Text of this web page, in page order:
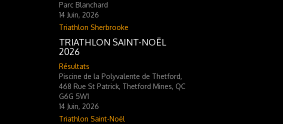
Parc Blanchard
14 Juin, 2026
Triathlon Sherbrooke
TRIATHLON SAINT-NOËL
2026
Résultats
Piscine de la Polyvalente de Thetford,
468 Rue St Patrick, Thetford Mines, QC
G6G 5W1
14 Juin, 2026
Triathlon Saint-Noël